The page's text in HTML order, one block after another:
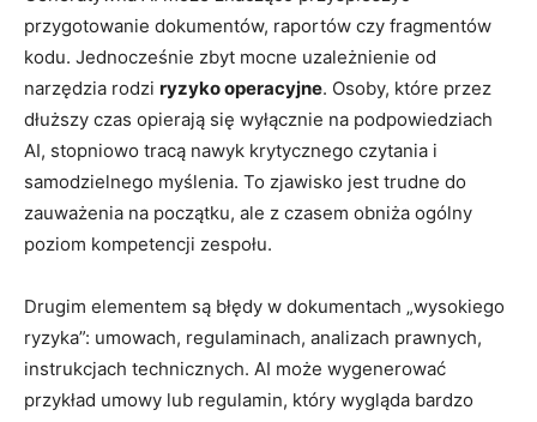
przygotowanie dokumentów, raportów czy fragmentów
kodu. Jednocześnie zbyt mocne uzależnienie od
narzędzia rodzi ryzyko operacyjne. Osoby, które przez
dłuższy czas opierają się wyłącznie na podpowiedziach
AI, stopniowo tracą nawyk krytycznego czytania i
samodzielnego myślenia. To zjawisko jest trudne do
zauważenia na początku, ale z czasem obniża ogólny
poziom kompetencji zespołu.
Drugim elementem są błędy w dokumentach „wysokiego
ryzyka”: umowach, regulaminach, analizach prawnych,
instrukcjach technicznych. AI może wygenerować
przykład umowy lub regulamin, który wygląda bardzo